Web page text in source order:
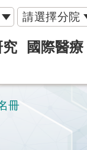
請選擇分院
究 國際醫療
冊